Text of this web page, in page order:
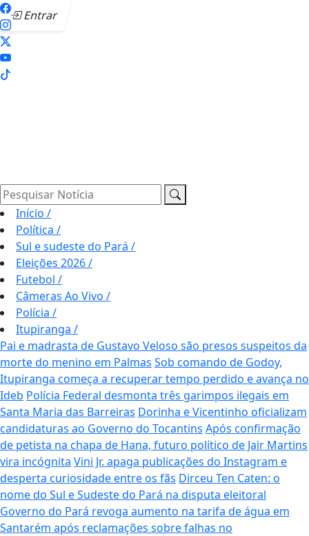
Entrar
Pesquisar Notícia
Início /
Política /
Sul e sudeste do Pará /
Eleições 2026/
Futebol /
Câmeras Ao Vivo /
Polícia /
Itupiranga /
Pai e madrasta de Gustavo Veloso são presos suspeitos da
morte do menino em Palmas Sob comando de Godoy,
Itupiranga começa a recuperar tempo perdido e avança no
Ideb Polícia Federal desmonta três garimpos ilegais em
Santa Maria das Barreiras Dorinha e Vicentinho oficializam
candidaturas ao Governo do Tocantins Após confirmação
de petista na chapa de Hana, futuro político de Jair Martins
vira incógnita Vini Jr. apaga publicações do Instagram e
desperta curiosidade entre os fãs Dirceu Ten Caten: o
nome do Sul e Sudeste do Pará na disputa eleitoral
Governo do Pará revoga aumento na tarifa de água em
Santarém após reclamações sobre falhas no